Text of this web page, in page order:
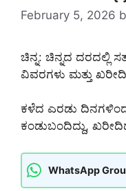
February 5, 2026
ಚಿನ್ನ: ಚಿನ್ನದ ದರದಲ್ಲಿ
ವಿವರಗಳು ಮತ್ತು
ಕಳೆದ ಎರಡು
ಕಂಡುಬಂದಿದ್ದು,
WhatsApp